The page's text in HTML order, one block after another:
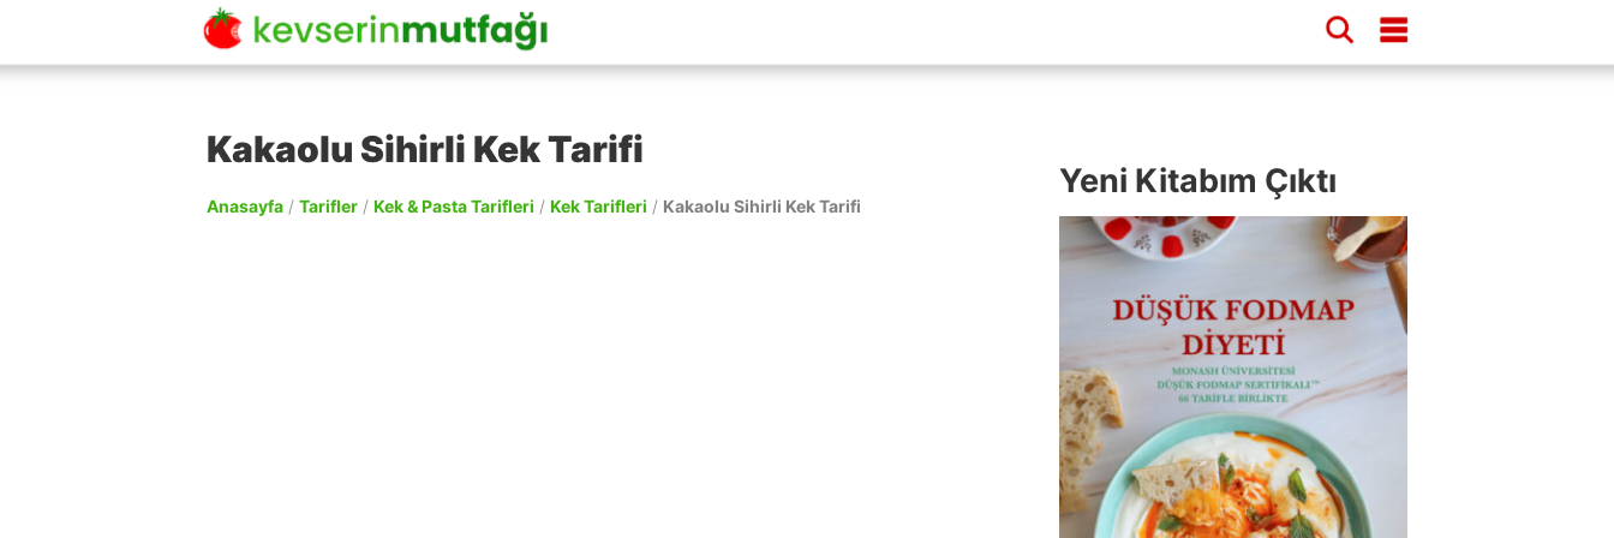
Kakaolu Sihirli Kek Tarifi
Anasayfa / Tarifler / Kek & Pasta Tarifleri / Kek Tarifleri / Kakaolu Sihirli Kek Tarifi
Yeni Kitabım Çıktı